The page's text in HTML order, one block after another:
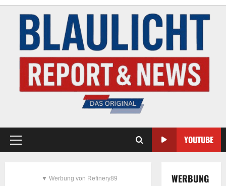
YOUTUBE
▼ Werbung von Refinery89 WERBUNG